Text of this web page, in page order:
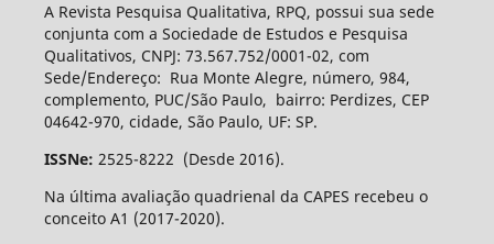
A Revista Pesquisa Qualitativa, RPQ, possui sua sede
conjunta com a Sociedade de Estudos e Pesquisa
Qualitativos, CNPJ: 73.567.752/0001-02, com
Sede/Endereço: Rua Monte Alegre, número, 984,
complemento, PUC/São Paulo, bairro: Perdizes, CEP
04642-970, cidade, São Paulo, UF: SP.
ISSNe: 2525-8222 (Desde 2016).
Na última avaliação quadrienal da CAPES recebeu o
conceito A1 (2017-2020).